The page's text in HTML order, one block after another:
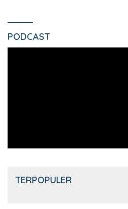
PODCAST
TERPOPULER